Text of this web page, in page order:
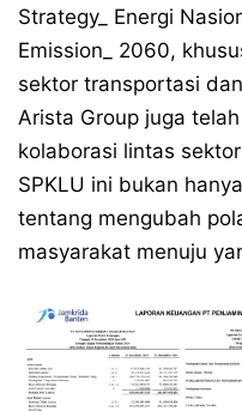
Strategy_ Energi
Emission_ 2060,
sektor transportasi
Arista Group juga
kolaborasi lintas
SPKLU ini bukan
tentang mengubah
masyarakat menuju